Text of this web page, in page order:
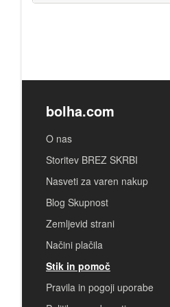
bolha.com
O nas
Storitev BREZ SKRBI
Nasveti za varen nakup
Blog Skupnost
Zemljevid strani
Načini plačila
Stik in pomoč
Pravila in pogoji uporabe